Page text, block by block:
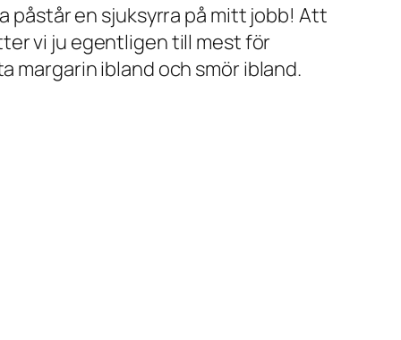
påstår en sjuksyrra på mitt jobb! Att
vi ju egentligen till mest för
margarin ibland och smör ibland.